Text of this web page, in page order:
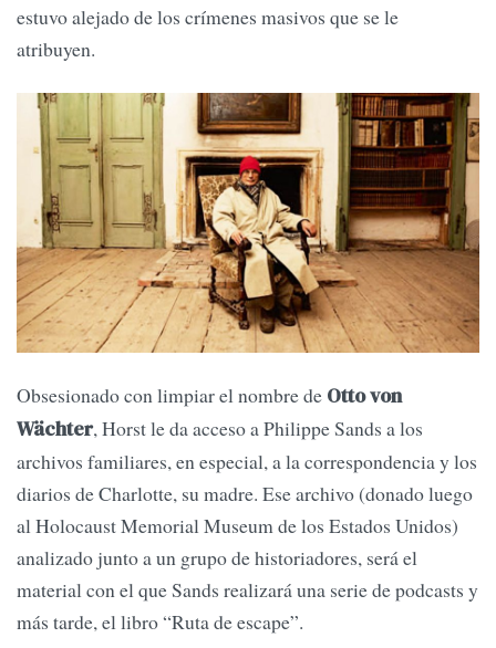
estuvo alejado de los crímenes masivos que se le
atribuyen.
Obsesionado con limpiar el nombre de Otto von
Wächter, Horst le da acceso a Philippe Sands a los
archivos familiares, en especial, a la correspondencia y los
diarios de Charlotte, su madre. Ese archivo (donado luego
al Holocaust Memorial Museum de los Estados Unidos)
analizado junto a un grupo de historiadores, será el
material con el que Sands realizará una serie de podcasts y
más tarde, el libro “Ruta de escape”.